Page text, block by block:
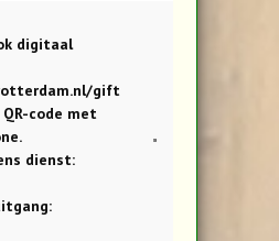
digitaal
gift
code met
dienst: